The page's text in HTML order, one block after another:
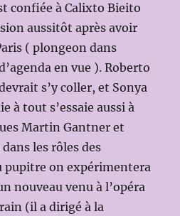
confiée à Calixto Bieito
aussitôt après avoir
( plongeon dans
en vue ). Roberto
s’y coller, et Sonya
à tout s’essaie aussi à
Martin Gantner et
les rôles des
pupitre on expérimentera
nouveau venu à l’opéra
(il a dirigé à la